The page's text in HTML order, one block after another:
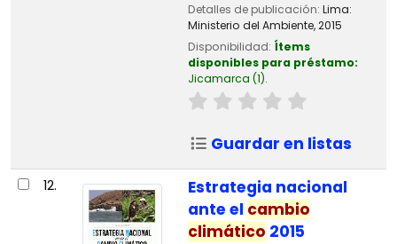
Detalles de publicación: Lima:
Ministerio del Ambiente,2015
Disponibilidad: Ítems
disponibles para préstamo:
Jicamarca (1).
Guardar en listas
12.
Estrategia nacional
ante el cambio
climático 2015